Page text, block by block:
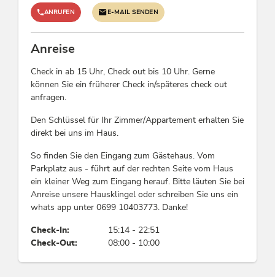
Betriebsart
Fremdsprachen
Englisch, Deutsch
Kinder
Lage
Zentrale Lage
Nebenkosten
ANRUFEN E-MAIL SENDEN
Anreise
Check in ab 15 Uhr, Check out bis 10 Uhr. Gerne
können Sie ein früherer Check in/späteres check out
anfragen.
Den Schlüssel für Ihr Zimmer/Appartement erhalten Sie
direkt bei uns im Haus.
So finden Sie den Eingang zum Gästehaus. Vom
Parkplatz aus - führt auf der rechten Seite vom Haus
ein kleiner Weg zum Eingang herauf. Bitte läuten Sie bei
Anreise unsere Hausklingel oder schreiben Sie uns ein
whats app unter 0699 10403773. Danke!
Check-In:
15:14 - 22:51
Check-Out:
08:00 - 10:00